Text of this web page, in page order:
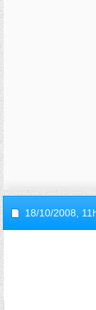
18/10/2008,